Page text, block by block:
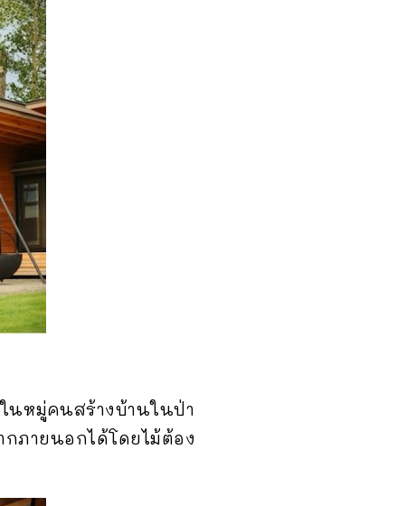
นหมู่คนสร้างบ้านในป่า
กภายนอกได้โดยไม้ต้อง